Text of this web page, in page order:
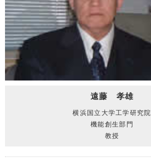
遠藤 孝雄
横浜国立大学工学研究院
機能創生部門
教授